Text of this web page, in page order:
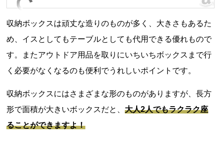
収納ボックスは頑丈な造りのものが多く、大きさもあるた
め、イスとしてもテーブルとしても代用できる優れもので
す。またアウトドア用品を取りにいちいちボックスまで行
く必要がなくなるのも便利でうれしいポイントです。
収納ボックスにはさまざまな形のものがありますが、長方
形で面積が大きいボックスだと、大人2人でもラクラク座
ることができますよ！